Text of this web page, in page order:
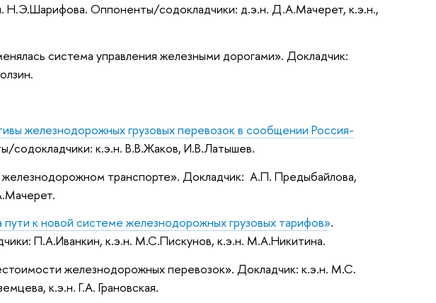
Н.Э.Шарифова. Оппоненты/содокладчики: д.э.н. Д.А.Мачерет, к.э.н.,
система управления железными дорогами». Докладчик:
железнодорожных грузовых перевозок в сообщении Россия-
содокладчики: к.э.н. В.В.Жаков, И.В.Латышев.
транспорте». Докладчик: А.П. Предыбайлова,
пути к новой системе железнодорожных грузовых тарифов».
П.А.Иванкин, к.э.н. М.С.Пискунов, к.э.н. М.А.Никитина.
железнодорожных перевозок». Докладчик: к.э.н. М.С.
к.э.н. Г.А. Грановская.